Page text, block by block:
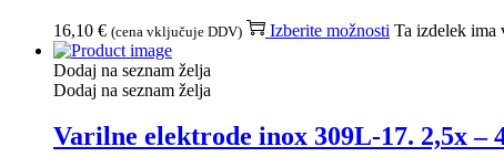
16,10 € (cena vključuje DDV) Izberite možnosti Ta izdelek ima
Dodaj na seznam želja
Dodaj na seznam želja
Varilne elektrode inox 309L-17. 2,5x –